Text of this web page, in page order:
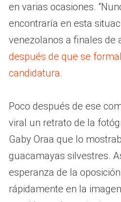
en varias ocasiones.
encontraría en esta
venezolanos a finales de
después de que se
candidatura.
Poco después de ese
viral un retrato de la
Gaby Oraa que lo
guacamayas silvestres.
esperanza de la
rápidamente en la